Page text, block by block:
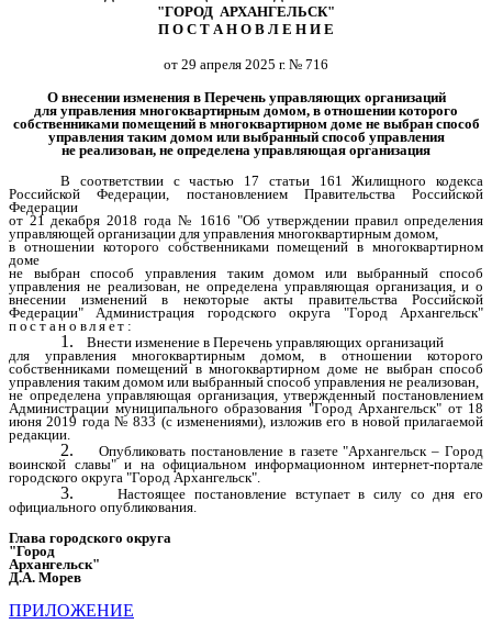
"ГОРОД АРХАНГЕЛЬСК"
П О С Т А Н О В Л Е Н И Е
от 29 апреля 2025 г. № 716
О внесении изменения в Перечень управляющих организаций
для управления многоквартирным домом, в отношении которого
собственниками помещений в многоквартирном доме не выбран способ
управления таким домом или выбранный способ управления
не реализован, не определена управляющая организация
В соответствии с частью 17 статьи 161 Жилищного кодекса
Российской Федерации, постановлением Правительства Российской
Федерации
от 21 декабря 2018 года № 1616 "Об утверждении правил определения
управляющей организации для управления многоквартирным домом,
в отношении которого собственниками помещений в многоквартирном
доме
не выбран способ управления таким домом или выбранный способ
управления не реализован, не определена управляющая организация, и о
внесении изменений в некоторые акты правительства Российской
Федерации" Администрация городского округа "Город Архангельск"
постановляет:
1.
Внести изменение в Перечень управляющих организаций
для управления многоквартирным домом, в отношении которого
собственниками помещений в многоквартирном доме не выбран способ
управления таким домом или выбранный способ управления не реализован,
не определена управляющая организация, утвержденный постановлением
Администрации муниципального образования "Город Архангельск" от 18
июня 2019 года № 833 (с изменениями), изложив его в новой прилагаемой
редакции.
2.
Опубликовать постановление в газете "Архангельск – Город
воинской славы" и на официальном информационном интернет-портале
городского округа "Город Архангельск".
3.
Настоящее постановление вступает в силу со дня его
официального опубликования.
Глава городского округа
"Город
Архангельск"
Д.А. Морев
ПРИЛОЖЕНИЕ